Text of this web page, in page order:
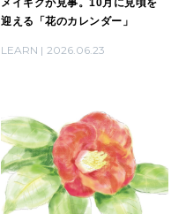
メイギクが見事。10月に見頃を
迎える「花のカレンダー」
LEARN 2026.06.23